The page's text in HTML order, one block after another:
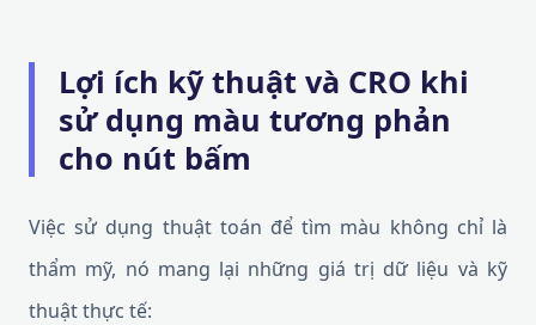
Lợi ích kỹ thuật và CRO khi
sử dụng màu tương phản
cho nút bấm
Việc sử dụng thuật toán để tìm màu không chỉ là
thẩm mỹ, nó mang lại những giá trị dữ liệu và kỹ
thuật thực tế: